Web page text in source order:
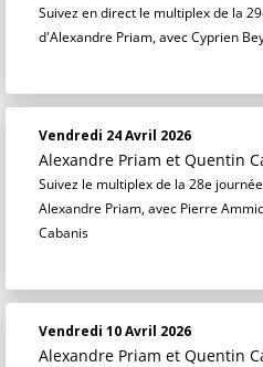
Suivez en direct le multiplex de la
d'Alexandre Priam, avec Cyprien
Vendredi 24 Avril 2026
Alexandre Priam et Quentin
Suivez le multiplex de la 28e
Alexandre Priam, avec Pierre
Cabanis
Vendredi 10 Avril 2026
Alexandre Priam et Quentin